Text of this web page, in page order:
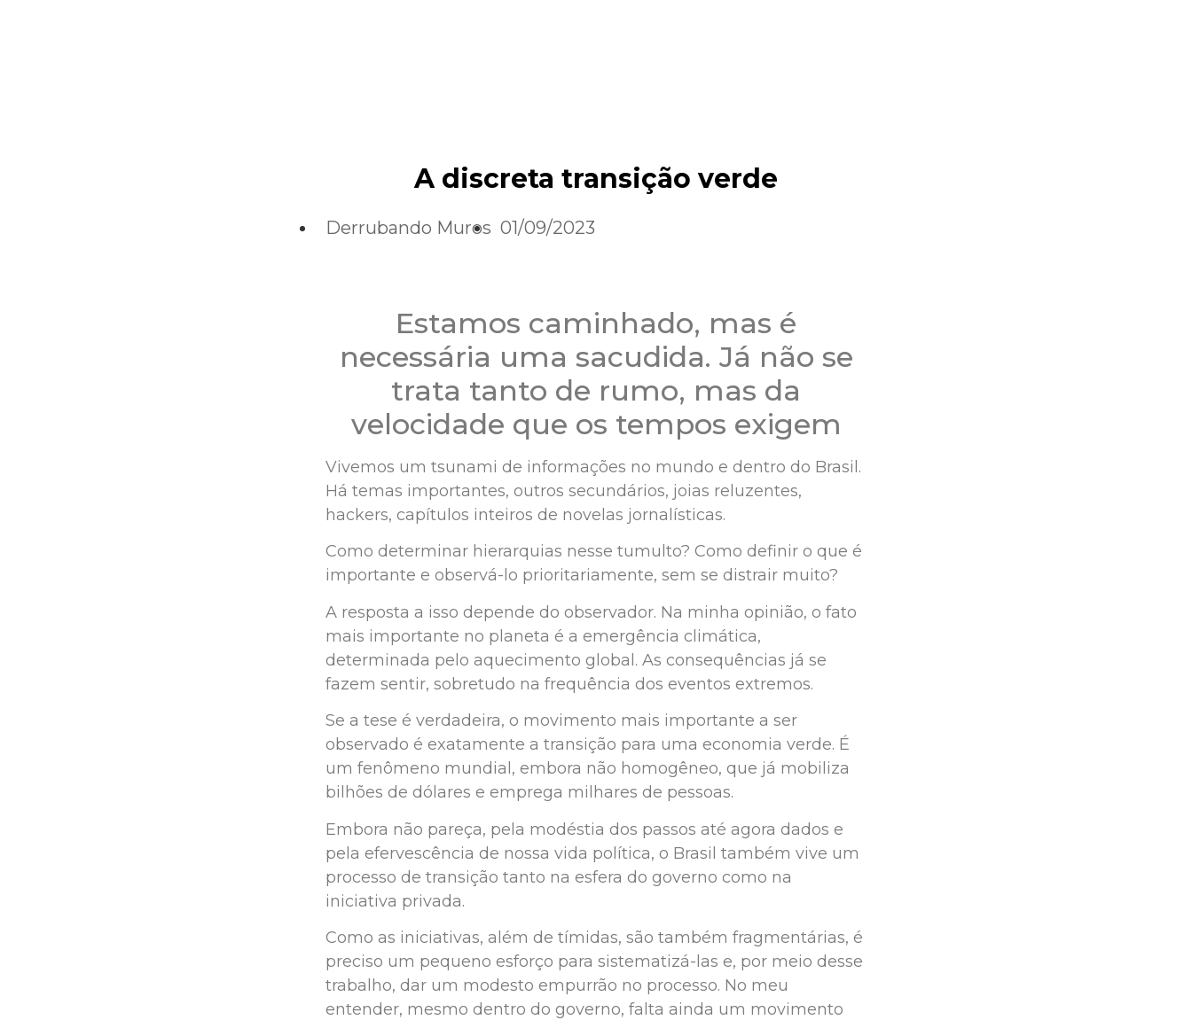
A discreta transição verde
Derrubando Muros 01/09/2023
Estamos caminhado, mas é
necessária uma sacudida. Já não se
trata tanto de rumo, mas da
velocidade que os tempos exigem
Vivemos um tsunami de informações no mundo e dentro do Brasil.
Há temas importantes, outros secundários, joias reluzentes,
hackers, capítulos inteiros de novelas jornalísticas.
Como determinar hierarquias nesse tumulto? Como definir o que é
importante e observá-lo prioritariamente, sem se distrair muito?
A resposta a isso depende do observador. Na minha opinião, o fato
mais importante no planeta é a emergência climática,
determinada pelo aquecimento global. As consequências já se
fazem sentir, sobretudo na frequência dos eventos extremos.
Se a tese é verdadeira, o movimento mais importante a ser
observado é exatamente a transição para uma economia verde. É
um fenômeno mundial, embora não homogêneo, que já mobiliza
bilhões de dólares e emprega milhares de pessoas.
Embora não pareça, pela modéstia dos passos até agora dados e
pela efervescência de nossa vida política, o Brasil também vive um
processo de transição tanto na esfera do governo como na
iniciativa privada.
Como as iniciativas, além de tímidas, são também fragmentárias, é
preciso um pequeno esforço para sistematizá-las e, por meio desse
trabalho, dar um modesto empurrão no processo. No meu
entender, mesmo dentro do governo, falta ainda um movimento